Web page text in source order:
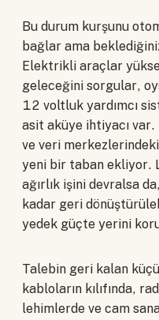
Bu durum kurşunu
bağlar ama
Elektrikli araçlar
geleceğini sorgular,
12 voltluk yardımcı
asit aküye ihtiyacı
ve veri
yeni bir taban ekliyor.
ağırlık işini devralsa
kadar geri
yedek güçte yerini
Talebin geri kalan
kabloların kılıfında,
lehimlerde ve cam